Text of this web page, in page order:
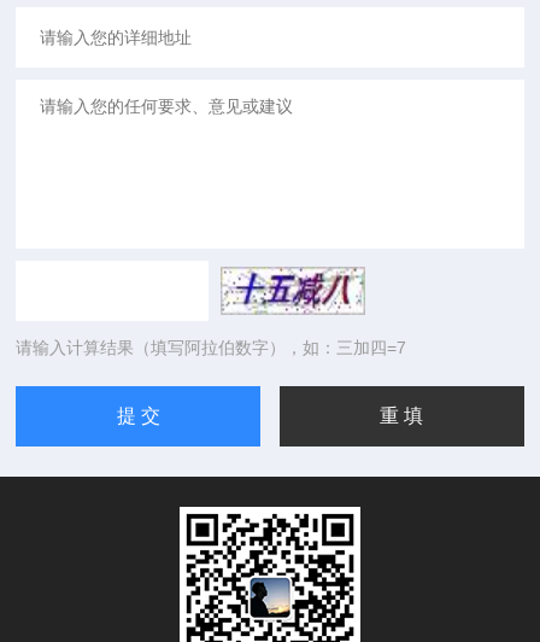
请输入计算结果（填写阿拉伯数字），如：三加四=7